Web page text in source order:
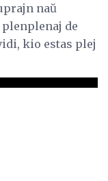
naŭ
de
kio estas plej